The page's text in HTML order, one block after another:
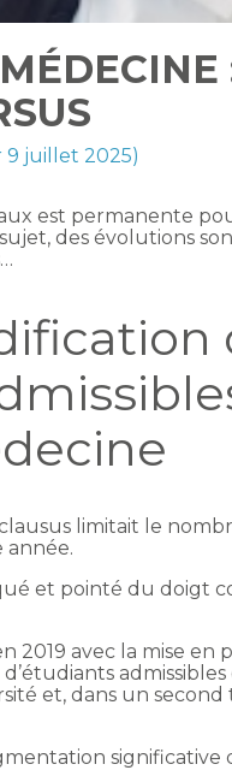
9 juillet 2025)
est permanente
des évolutions
limitait le
année.
et pointé du doigt
2019 avec la mise
et, dans un
significative